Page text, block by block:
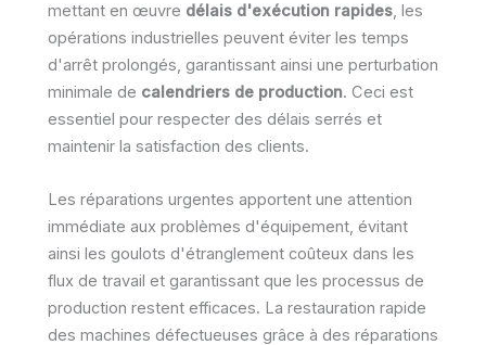
mettant en œuvre délais d'exécution rapides, les
opérations industrielles peuvent éviter les temps
d'arrêt prolongés, garantissant ainsi une perturbation
minimale de calendriers de production. Ceci est
essentiel pour respecter des délais serrés et
maintenir la satisfaction des clients.
Les réparations urgentes apportent une attention
immédiate aux problèmes d'équipement, évitant
ainsi les goulots d'étranglement coûteux dans les
flux de travail et garantissant que les processus de
production restent efficaces. La restauration rapide
des machines défectueuses grâce à des réparations